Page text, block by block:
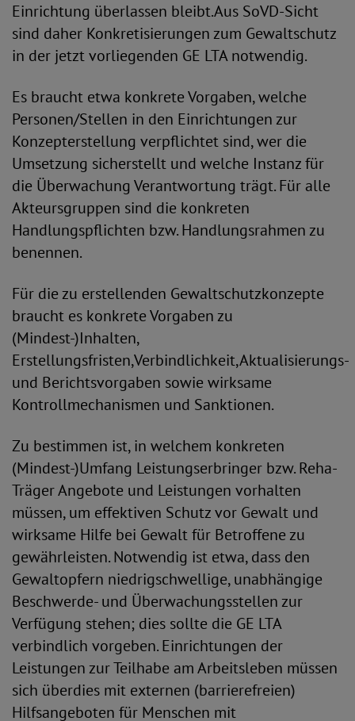
Einrichtung überlassen bleibt.Aus SoVD-Sicht
sind daher Konkretisierungen zum Gewaltschutz
in der jetzt vorliegenden GE LTA notwendig.
Es braucht etwa konkrete Vorgaben, welche
Personen/Stellen in den Einrichtungen zur
Konzepterstellung verpflichtet sind, wer die
Umsetzung sicherstellt und welche Instanz für
die Überwachung Verantwortung trägt. Für alle
Akteursgruppen sind die konkreten
Handlungspflichten bzw. Handlungsrahmen zu
benennen.
Für die zu erstellenden Gewaltschutzkonzepte
braucht es konkrete Vorgaben zu
(Mindest-)Inhalten,
Erstellungsfristen,Verbindlichkeit,Aktualisierungs-
und Berichtsvorgaben sowie wirksame
Kontrollmechanismen und Sanktionen.
Zu bestimmen ist, in welchem konkreten
(Mindest-)Umfang Leistungserbringer bzw. Reha-
Träger Angebote und Leistungen vorhalten
müssen, um effektiven Schutz vor Gewalt und
wirksame Hilfe bei Gewalt für Betroffene zu
gewährleisten. Notwendig ist etwa, dass den
Gewaltopfern niedrigschwellige, unabhängige
Beschwerde- und Überwachungsstellen zur
Verfügung stehen; dies sollte die GE LTA
verbindlich vorgeben. Einrichtungen der
Leistungen zur Teilhabe am Arbeitsleben müssen
sich überdies mit externen (barrierefreien)
Hilfsangeboten für Menschen mit